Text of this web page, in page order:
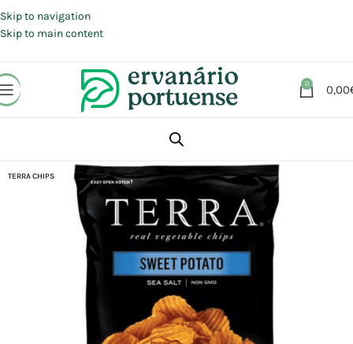
Skip to navigation
Skip to main content
0 0,00
Alimentação
TERRA CHIPS